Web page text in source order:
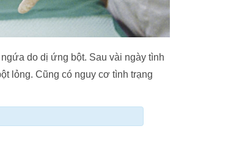
do dị ứng bột. Sau vài ngày tình
lỏng. Cũng có nguy cơ tình trạng